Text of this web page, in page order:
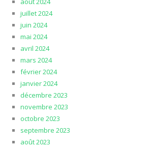
juillet 2024
juin 2024
mai 2024
avril 2024
mars 2024
février 2024
janvier 2024
décembre 2023
novembre 2023
octobre 2023
septembre 2023
août 2023